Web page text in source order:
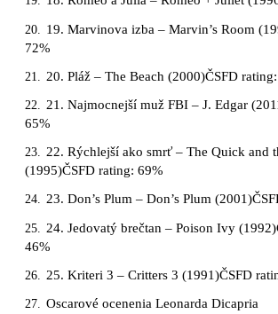
20.
19. Marvinova izba – Marvin’s Room
72%
21. 20. Pláž – The Beach (2000)ČSFD
22. 21. Najmocnejší muž FBI – J. Edgar
65%
23. 22. Rýchlejší ako smrť – The Quick and
(1995)ČSFD rating: 69%
24. 23. Don’s Plum – Don’s Plum
25.
24. Jedovatý brečtan – Poison Ivy
46%
26. 25. Kriteri 3 – Critters 3 (1991)ČSFD
27. Oscarové ocenenia Leonarda Dicapria